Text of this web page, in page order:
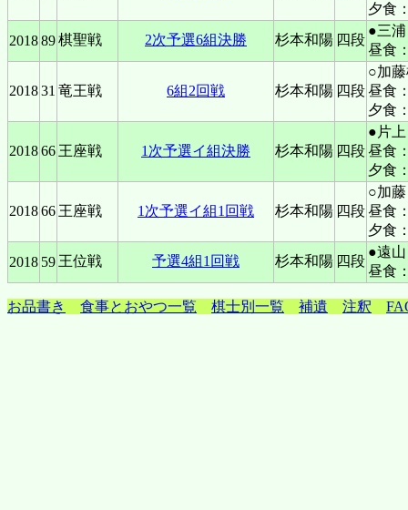
夕食
201889棋聖戦 2次予選6組決勝 杉本和陽 四段
●三浦
昼食
201831 竜王戦 6組2回戦 杉本和陽 四段
○加
昼食
夕食
201866王座戦 1次予選イ組決勝 杉本和陽 四段
●片上
昼食
夕食
201866王座戦 1次予選イ組1回戦 杉本和陽 四段
○加藤
昼食
夕食
2018 59王位戦 予選4組1回戦 杉本和陽 四段
●遠山
昼食
お品書き 食事とおやつ一覧 棋士別一覧 補遺 注釈